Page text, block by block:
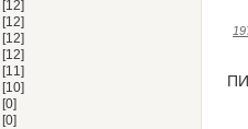
[12]
[12]
[12]
[12]
[11]
[10]
[0]
[0]